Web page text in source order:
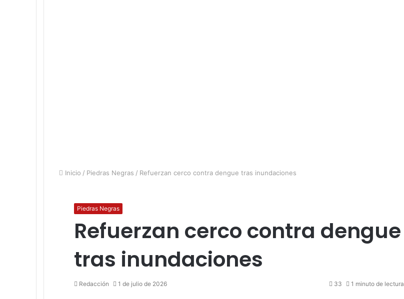
Inicio / Piedras Negras / Refuerzan cerco contra dengue tras inundaciones
Piedras Negras
Refuerzan cerco contra dengue
tras inundaciones
Redacción 1 de julio de 2026 33 1 minuto de lectura